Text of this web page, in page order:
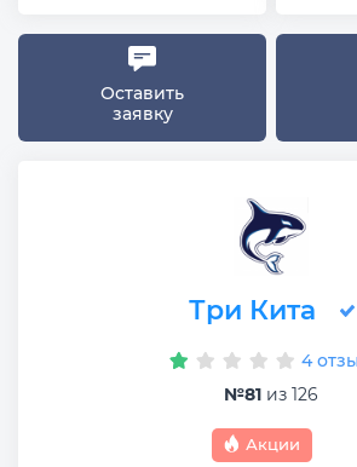
Оставить
заявку
Три Кита
4
№81 из 126
Акции